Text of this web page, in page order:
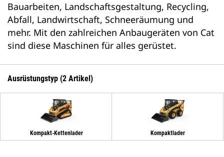
Bauarbeiten, Landschaftsgestaltung, Recycling,
Abfall, Landwirtschaft, Schneeräumung und
mehr. Mit den zahlreichen Anbaugeräten von Cat
sind diese Maschinen für alles gerüstet.
Ausrüstungstyp (2 Artikel)
Kompakt-Kettenlader Kompaktlader